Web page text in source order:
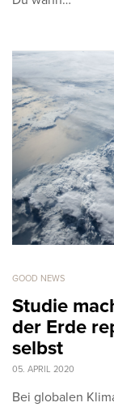
GOOD NEWS
Studie
der Erde
selbst
05. APRIL 2020
Bei globalen